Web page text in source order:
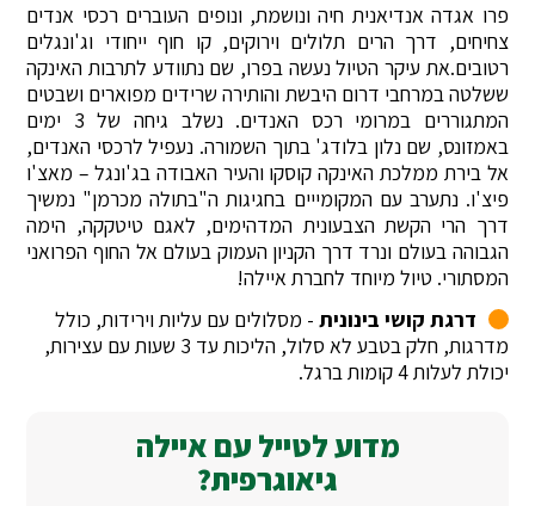
פרו אגדה אנדיאנית חיה ונושמת, ונופים העוברים רכסי אנדים
צחיחים, דרך הרים תלולים וירוקים, קו חוף ייחודי וג'ונגלים
רטובים.את עיקר הטיול נעשה בפרו, שם נתוודע לתרבות האינקה
ששלטה במרחבי דרום היבשת והותירה שרידים מפוארים ושבטים
המתגוררים במרומי רכס האנדים. נשלב גיחה של 3 ימים
באמזונס, שם נלון בלודג' בתוך השמורה. נעפיל לרכסי האנדים,
אל בירת ממלכת האינקה קוסקו והעיר האבודה בג'ונגל – מאצ'ו
פיצ'ו. נתערב עם המקומייים בחגיגות ה"בתולה מכרמן" נמשיך
דרך הרי הקשת הצבעונית המדהימים, לאגם טיטקקה, הימה
הגבוהה בעולם ונרד דרך הקניון העמוק בעולם אל החוף הפרואני
המסתורי. טיול מיוחד לחברת איילה!
דרגת קושי בינונית - מסלולים עם עליות וירידות, כולל
מדרגות, חלק בטבע לא סלול, הליכות עד 3 שעות עם עצירות,
יכולת לעלות 4 קומות ברגל.
מדוע לטייל עם איילה
גיאוגרפית?